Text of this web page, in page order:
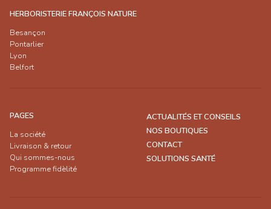
HERBORISTERIE FRANÇOIS NATURE
Besançon
Pontarlier
Lyon
Belfort
PAGES
La société
Livraison & retour
Qui sommes-nous
Programme fidèlité
ACTUALITÉS ET CONSEILS
NOS BOUTIQUES
CONTACT
SOLUTIONS SANTÉ